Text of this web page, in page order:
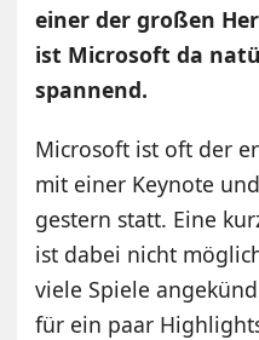
einer der großen
ist Microsoft da
spannend.
Microsoft ist oft der
mit einer Keynote
gestern statt. Eine
ist dabei nicht
viele Spiele
für ein paar